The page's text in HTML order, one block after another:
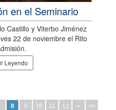
en el Seminario
Castillo y Viterbo Jiménez
22 de noviembre el Rito
Leyendo
8 9 10 11 12 > >>